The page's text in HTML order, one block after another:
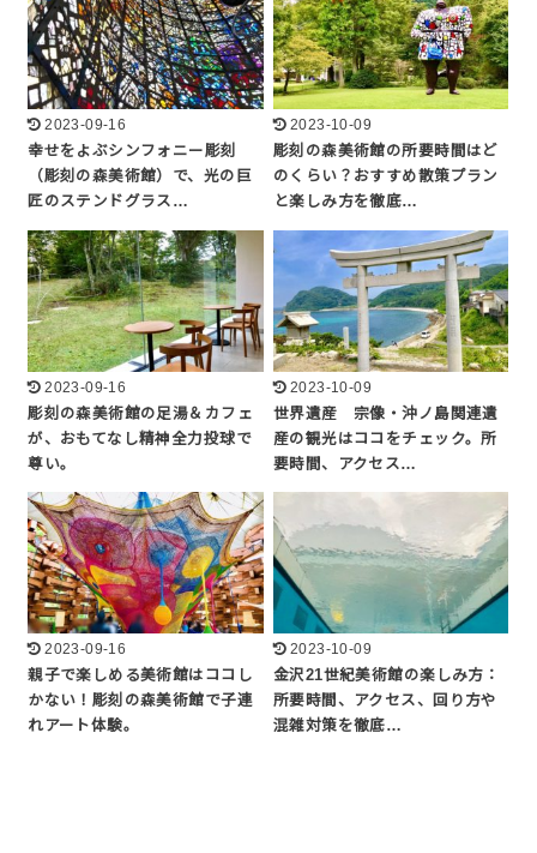
2023-09-16
幸せをよぶシンフォニー彫刻
（彫刻の森美術館）で、光の巨
匠のステンドグラス…
2023-10-09
彫刻の森美術館の所要時間はど
のくらい？おすすめ散策プラン
と楽しみ方を徹底…
2023-09-16
彫刻の森美術館の足湯＆カフェ
が、おもてなし精神全力投球で
尊い。
2023-10-09
世界遺産 宗像・沖ノ島関連遺
産の観光はココをチェック。所
要時間、アクセス…
2023-09-16
親子で楽しめる美術館はココし
かない！彫刻の森美術館で子連
れアート体験。
2023-10-09
金沢21世紀美術館の楽しみ方：
所要時間、アクセス、回り方や
混雑対策を徹底…